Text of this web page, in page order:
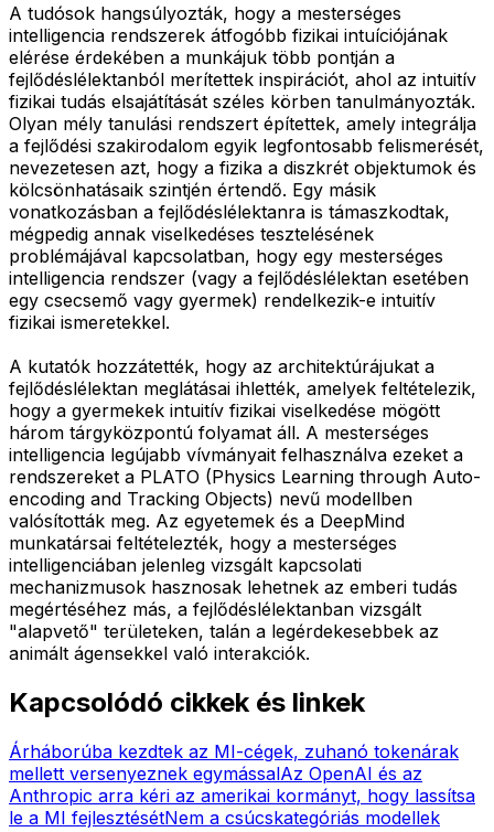
A tudósok hangsúlyozták, hogy a mesterséges
intelligencia rendszerek átfogóbb fizikai intuíciójának
elérése érdekében a munkájuk több pontján a
fejlődéslélektanból merítettek inspirációt, ahol az intuitív
fizikai tudás elsajátítását széles körben tanulmányozták.
Olyan mély tanulási rendszert építettek, amely integrálja
a fejlődési szakirodalom egyik legfontosabb felismerését,
nevezetesen azt, hogy a fizika a diszkrét objektumok és
kölcsönhatásaik szintjén értendő. Egy másik
vonatkozásban a fejlődéslélektanra is támaszkodtak,
mégpedig annak viselkedéses tesztelésének
problémájával kapcsolatban, hogy egy mesterséges
intelligencia rendszer (vagy a fejlődéslélektan esetében
egy csecsemő vagy gyermek) rendelkezik-e intuitív
fizikai ismeretekkel.
A kutatók hozzátették, hogy az architektúrájukat a
fejlődéslélektan meglátásai ihlették, amelyek feltételezik,
hogy a gyermekek intuitív fizikai viselkedése mögött
három tárgyközpontú folyamat áll. A mesterséges
intelligencia legújabb vívmányait felhasználva ezeket a
rendszereket a PLATO (Physics Learning through Auto-
encoding and Tracking Objects) nevű modellben
valósították meg. Az egyetemek és a DeepMind
munkatársai feltételezték, hogy a mesterséges
intelligenciában jelenleg vizsgált kapcsolati
mechanizmusok hasznosak lehetnek az emberi tudás
megértéséhez más, a fejlődéslélektanban vizsgált
"alapvető" területeken, talán a legérdekesebbek az
animált ágensekkel való interakciók.
Kapcsolódó cikkek és linkek
Árháborúba kezdtek az MI-cégek, zuhanó tokenárak
mellett versenyeznek egymássalAz OpenAI és az
Anthropic arra kéri az amerikai kormányt, hogy lassítsa
le a MI fejlesztésétNem a csúcskategóriás modellek